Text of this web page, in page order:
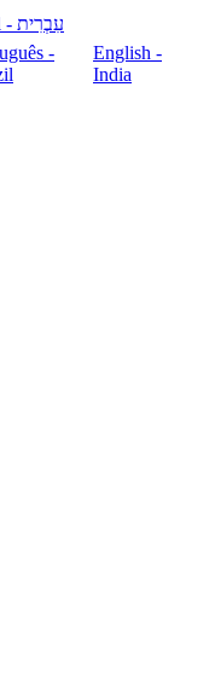
עִבְרִית - Israel
-
English -
India